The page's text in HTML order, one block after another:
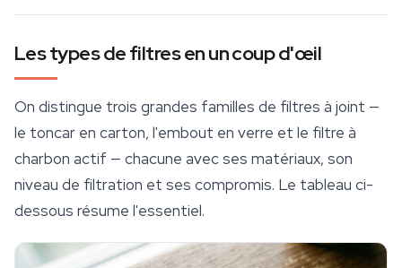
Les types de filtres en un coup d'œil
On distingue trois grandes familles de filtres à joint —
le toncar en carton, l'embout en verre et le filtre à
charbon actif — chacune avec ses matériaux, son
niveau de filtration et ses compromis. Le tableau ci-
dessous résume l'essentiel.